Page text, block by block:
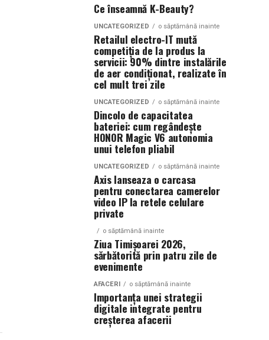
Ce înseamnă K-Beauty?
UNCATEGORIZED o săptămână inainte
Retailul electro-IT mută
competiția de la produs la
servicii: 90% dintre instalările
de aer condiționat, realizate în
cel mult trei zile
UNCATEGORIZED o săptămână inainte
Dincolo de capacitatea
bateriei: cum regândește
HONOR Magic V6 autonomia
unui telefon pliabil
UNCATEGORIZED o săptămână inainte
Axis lanseaza o carcasa
pentru conectarea camerelor
video IP la retele celulare
private
o săptămână inainte
Ziua Timișoarei 2026,
sărbătorită prin patru zile de
evenimente
AFACERI o săptămână inainte
Importanța unei strategii
digitale integrate pentru
creșterea afacerii